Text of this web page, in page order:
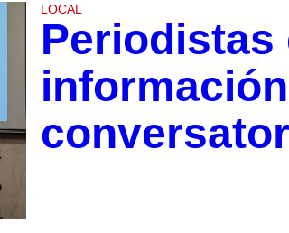
LOCAL
Periodistas